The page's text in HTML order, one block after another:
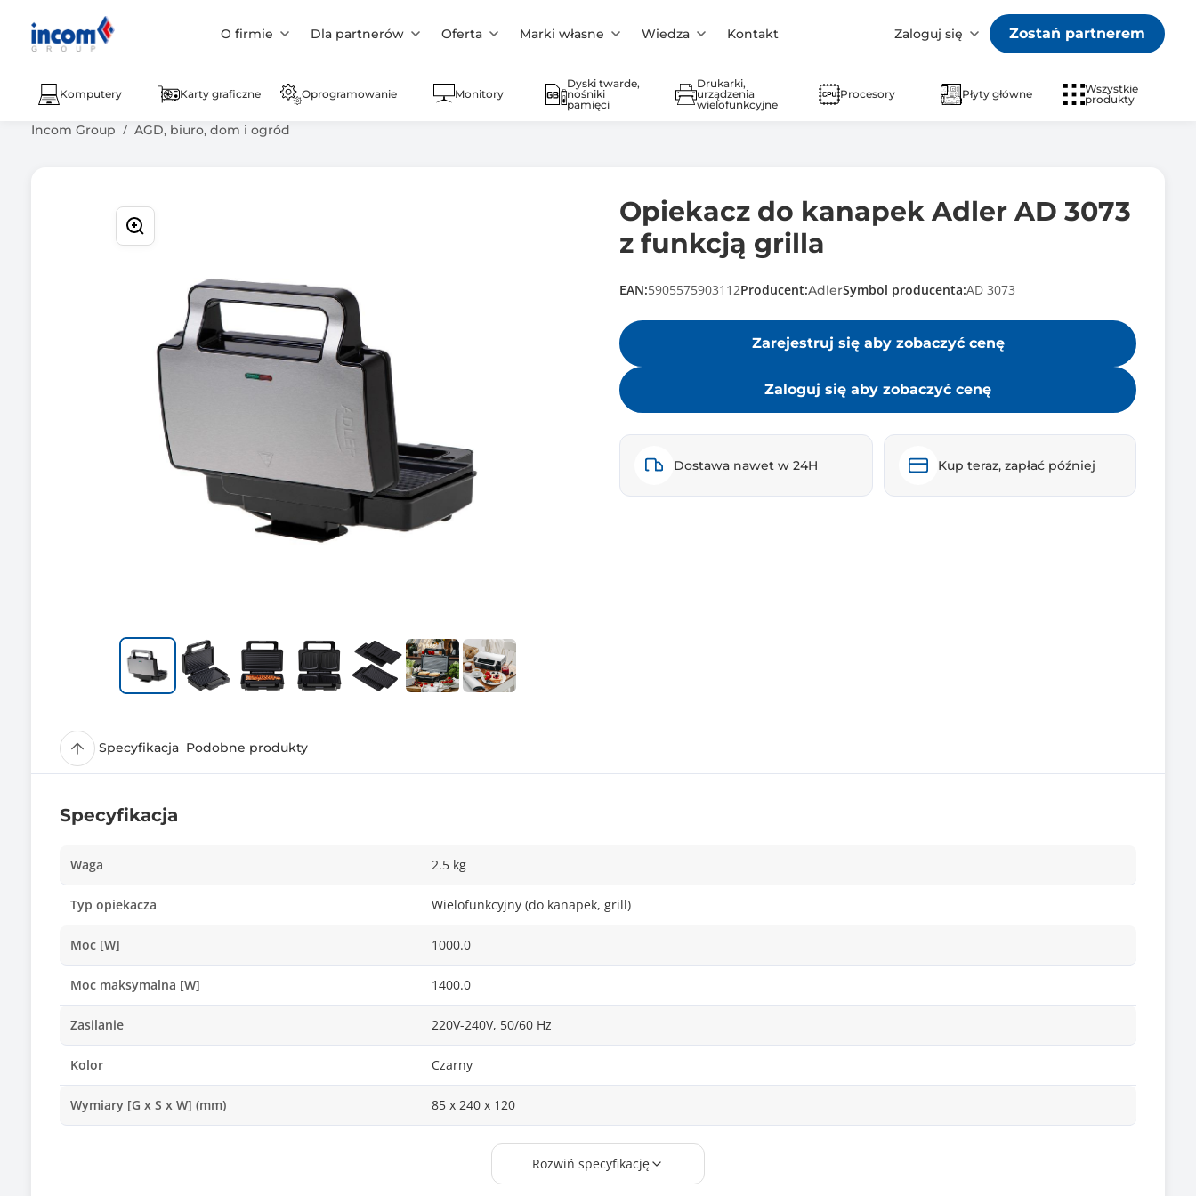
O firmie Dla partnerów Oferta Marki własne Wiedza Kontakt Zaloguj się Zostań partnerem
Komputery Karty graficzne Oprogramowanie Monitory
Dyski twarde,
nośniki
pamięci
Drukarki,
urządzenia
wielofunkcyjne
Procesory Płyty główne
Wszystkie
produkty
Incom Group AGD, biuro, dom i ogród
Opiekacz do kanapek Adler AD 3073
z funkcją grilla
EAN:5905575903112Producent:AdlerSymbol producenta:AD 3073
Zarejestruj się aby zobaczyć cenę
Zaloguj się aby zobaczyć cenę
Dostawa nawet w 24H Kup teraz, zapłać później
Specyfikacja Podobne produkty
Specyfikacja
Waga 2.5 kg
Typ opiekacza Wielofunkcyjny (do kanapek, grill)
Moc [W] 1000.0
Moc maksymalna [W] 1400.0
Zasilanie 220V-240V, 50/60 Hz
Kolor Czarny
Wymiary [G x S x W] (mm) 85 x 240 x 120
Rozwiń specyfikację